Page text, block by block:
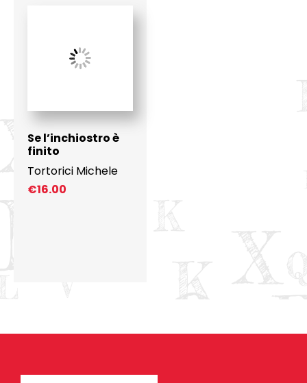
Se l’inchiostro è
finito
Tortorici Michele
€16.00